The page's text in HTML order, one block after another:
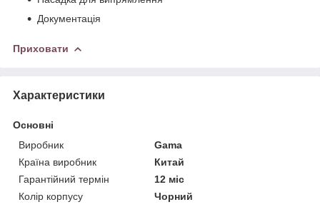
Документація
Приховати
Характеристики
Основні
Виробник
Gama
Країна виробник
Китай
Гарантійний термін
12 міс
Колір корпусу
Чорний